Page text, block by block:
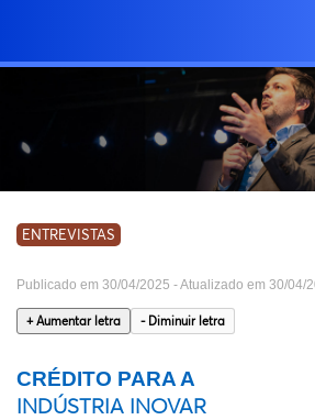
ENTREVISTAS
Publicado em 30/04/2025 - Atualizado em 30/04/
+ Aumentar letra - Diminuir letra
CRÉDITO PARA A
INDÚSTRIA INOVAR